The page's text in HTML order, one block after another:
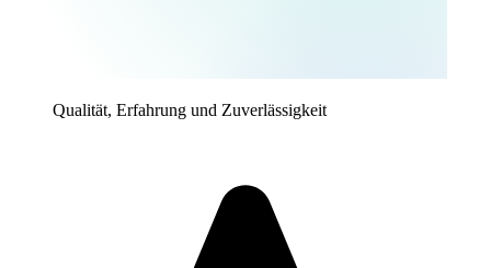
Qualität, Erfahrung und Zuverlässigkeit